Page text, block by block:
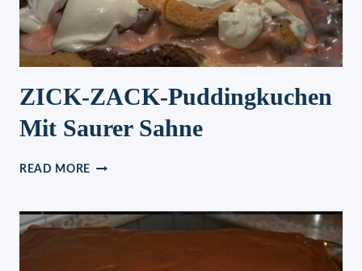
ZICK-ZACK-Puddingkuchen
Mit Saurer Sahne
READ MORE ZICK-
MIT
SAURER